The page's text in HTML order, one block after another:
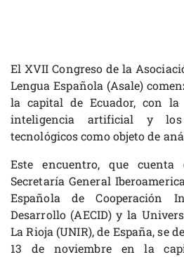
El XVII Congreso de la
Lengua Española (Asale)
la capital de Ecuador, con
inteligencia artificial y los
tecnológicos como objeto de
Este encuentro, que
Secretaría General
Española de Cooperación
Desarrollo (AECID) y la
La Rioja (UNIR), de España, se
13 de noviembre en la